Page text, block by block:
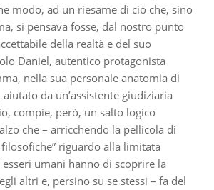
modo, ad un riesame di ciò che, sino
si pensava fosse, dal nostro punto
della realtà e del suo
Daniel, autentico protagonista
nella sua personale anatomia di
da un’assistente giudiziaria
compie, però, un salto logico
che – arricchendo la pellicola di
riguardo alla limitata
umani hanno di scoprire la
altri e, persino su se stessi – fa del